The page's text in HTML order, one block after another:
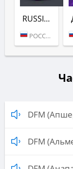
RUSSIAN DANCE (DFM)
РОССИЯ (МОСКВА)
DFM
DFM